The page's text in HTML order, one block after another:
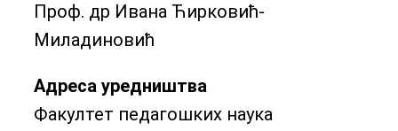
Проф. др Ивана Ћирковић-
Миладиновић
Адреса уредништва
Факултет педагошких наука